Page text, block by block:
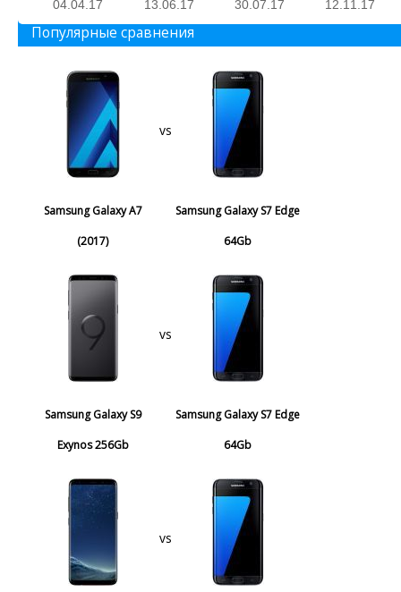
04.04.17 13.06.17 30.07.17 12.11.17
Популярные сравнения
Samsung Galaxy A7
(2017)
vs
Samsung Galaxy S7 Edge
64Gb
Samsung Galaxy S9
Exynos 256Gb
vs
Samsung Galaxy S7 Edge
64Gb
vs